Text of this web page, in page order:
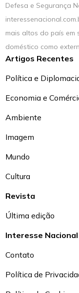
Defesa e Segurança
mais altos do país em
doméstico como
Artigos Recentes
Política e
Economia e
Ambiente
Imagem
Mundo
Cultura
Revista
Última edição
Interesse Nacional
Contato
Política de